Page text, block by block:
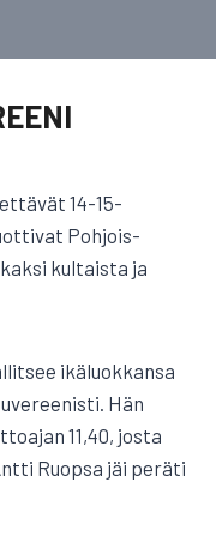
14-15-
Pohjois-
kultaista ja
ikäluokkansa
Hän
11,40, josta
Ruopsa jäi peräti